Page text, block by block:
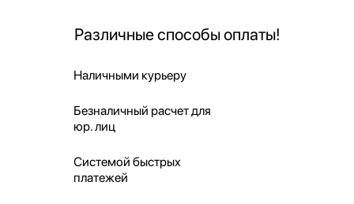
Различные способы оплаты!
Наличными курьеру
Безналичный расчет для
юр. лиц
Системой быстрых
платежей